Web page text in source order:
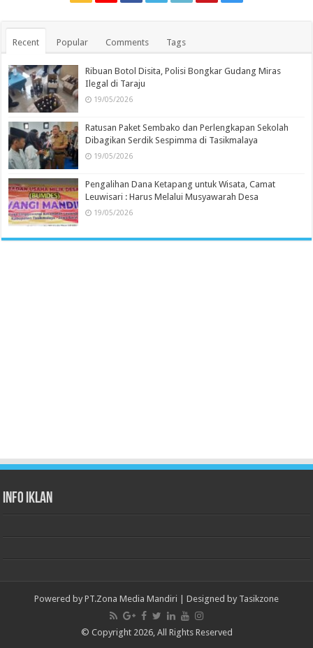
Recent Popular Comments Tags
Ribuan Botol Disita, Polisi Bongkar Gudang Miras
Ilegal di Taraju
19/05/2026
Ratusan Paket Sembako dan Perlengkapan Sekolah
Dibagikan Serdik Sespimma di Tasikmalaya
19/05/2026
Pengalihan Dana Ketapang untuk Wisata, Camat
Leuwisari : Harus Melalui Musyawarah Desa
19/05/2026
Info Iklan
Powered by PT.Zona Media Mandiri | Designed by Tasikzone
© Copyright 2026, All Rights Reserved